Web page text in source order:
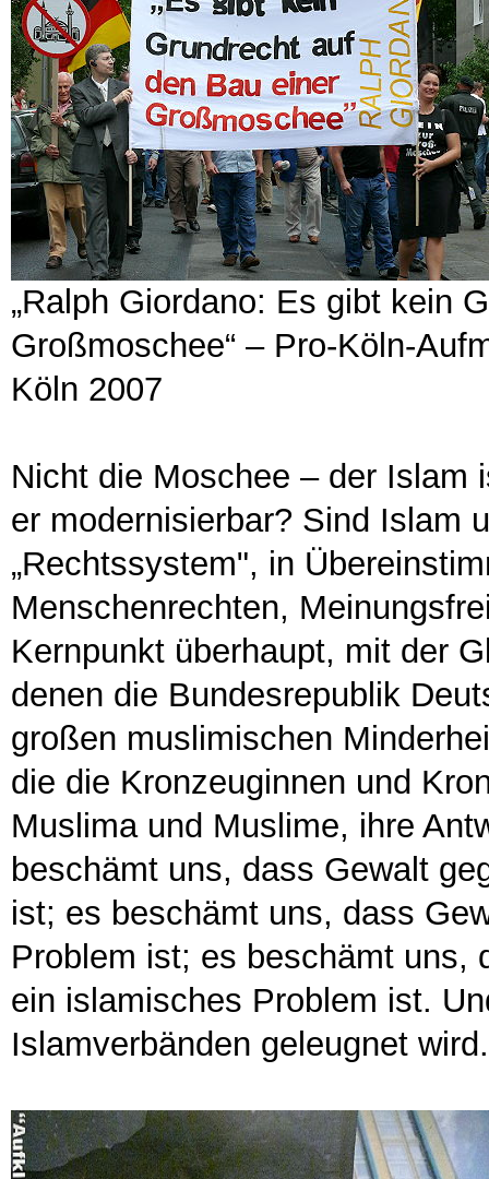
„Ralph Giordano: Es gibt kein
Großmoschee“ – Pro-Köln-
Köln 2007
Nicht die Moschee – der Islam
er modernisierbar? Sind Islam
„Rechtssystem", in
Menschenrechten,
Kernpunkt überhaupt, mit der
denen die Bundesrepublik
großen muslimischen
die die Kronzeuginnen und
Muslima und Muslime, ihre
beschämt uns, dass Gewalt
ist; es beschämt uns, dass
Problem ist; es beschämt uns,
ein islamisches Problem ist.
Islamverbänden geleugnet